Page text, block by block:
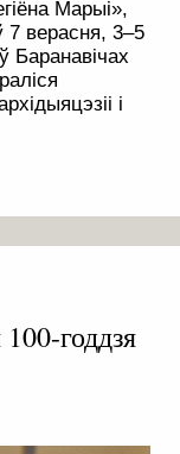
Марыі»,
7 верасня, 3–5
Баранавічах
і
годдзя